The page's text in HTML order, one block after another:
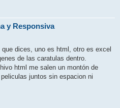
y Responsiva
dices, uno es html, otro es excel
de las caratulas dentro.
html me salen un montón de
juntos sin espacion ni